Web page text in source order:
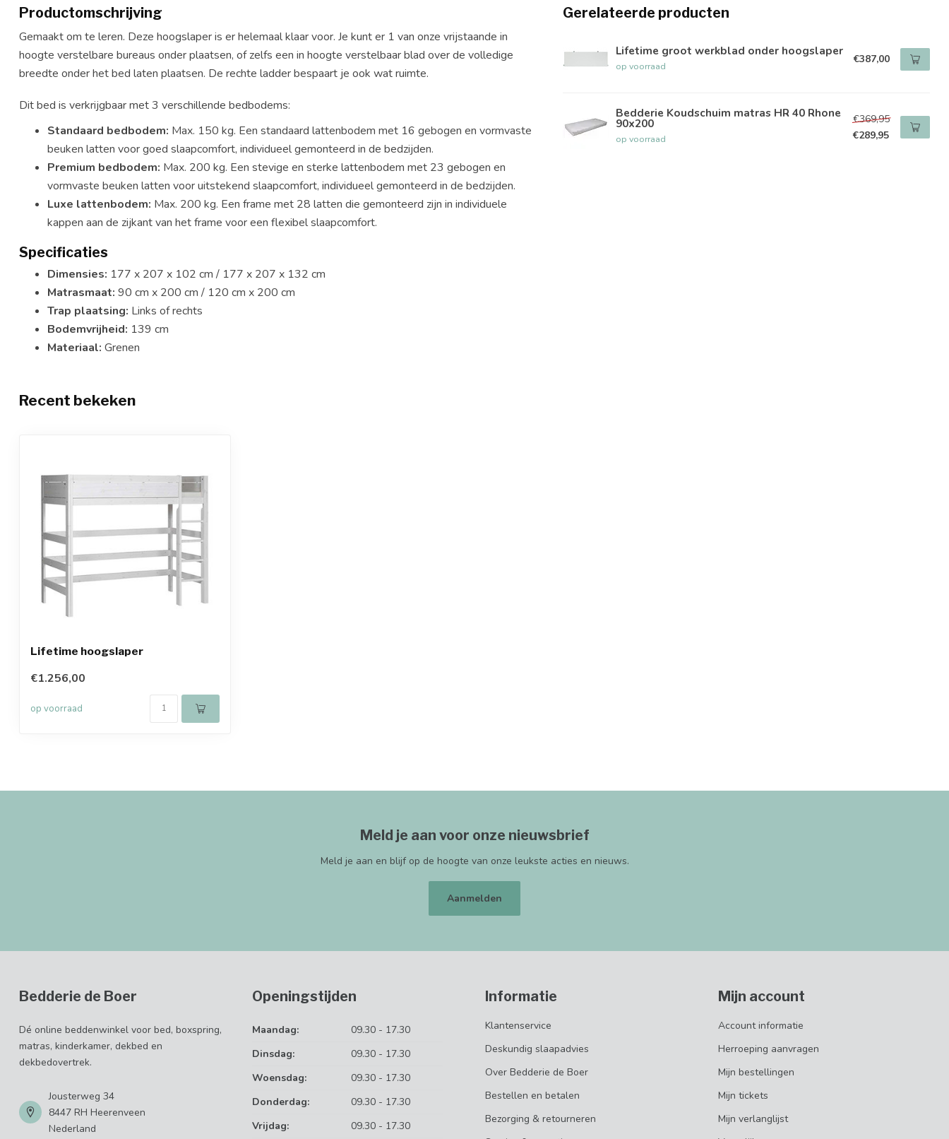
Productomschrijving
Gemaakt om te leren. Deze hoogslaper is er helemaal klaar voor. Je kunt er 1 van onze vrijstaande in
hoogte verstelbare bureaus onder plaatsen, of zelfs een in hoogte verstelbaar blad over de volledige
breedte onder het bed laten plaatsen. De rechte ladder bespaart je ook wat ruimte.
Dit bed is verkrijgbaar met 3 verschillende bedbodems:
Standaard bedbodem: Max. 150 kg. Een standaard lattenbodem met 16 gebogen en vormvaste
beuken latten voor goed slaapcomfort, individueel gemonteerd in de bedzijden.
Premium bedbodem: Max. 200 kg. Een stevige en sterke lattenbodem met 23 gebogen en
vormvaste beuken latten voor uitstekend slaapcomfort, individueel gemonteerd in de bedzijden.
Luxe lattenbodem: Max. 200 kg. Een frame met 28 latten die gemonteerd zijn in individuele
kappen aan de zijkant van het frame voor een flexibel slaapcomfort.
Specificaties
Dimensies: 177 x 207 x 102 cm / 177 x 207 x 132 cm
Matrasmaat: 90 cm x 200 cm / 120 cm x 200 cm
Trap plaatsing: Links of rechts
Bodemvrijheid: 139 cm
Materiaal: Grenen
Gerelateerde producten
Lifetime groot werkblad onder hoogslaper
op voorraad €387,00
Bedderie Koudschuim matras HR 40 Rhone
90x200
op voorraad
€369,95
€289,95
Recent bekeken
Lifetime hoogslaper
€1.256,00
op voorraad
Meld je aan voor onze nieuwsbrief
Meld je aan en blijf op de hoogte van onze leukste acties en nieuws.
Aanmelden
Bedderie de Boer
Dé online beddenwinkel voor bed, boxspring,
matras, kinderkamer, dekbed en
dekbedovertrek.
Jousterweg 34
8447 RH Heerenveen
Nederland
Openingstijden
Maandag:
09.30 - 17.30
Dinsdag:
09.30 - 17.30
Woensdag:
09.30 - 17.30
Donderdag:
09.30 - 17.30
Vrijdag:
09.30 - 17.30
Informatie
Klantenservice
Deskundig slaapadvies
Over Bedderie de Boer
Bestellen en betalen
Bezorging & retourneren
Mijn account
Account informatie
Herroeping aanvragen
Mijn bestellingen
Mijn tickets
Mijn verlanglijst